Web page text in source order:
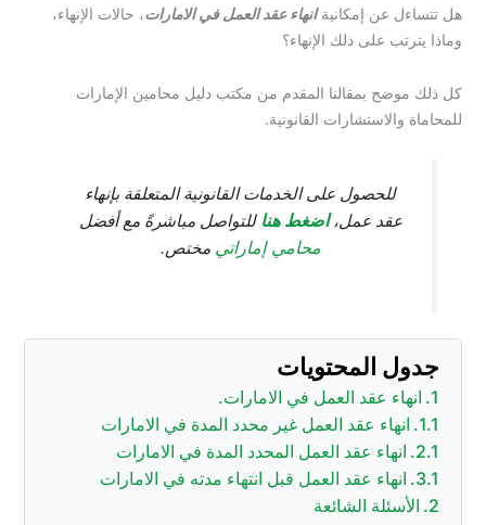
هل تتساءل عن إمكانيةانهاء عقد العمل في الامارات، حالات الإنهاء،
وماذا يترتب على ذلك الإنهاء؟
كل ذلك موضح بمقالنا المقدم من مكتب دليل محامين الإمارات
للمحاماة والاستشارات القانونية.
للحصول على الخدمات القانونية المتعلقة بإنهاء
عقد عمل،اضغط هنا للتواصل مباشرةً مع أفضل
محامي إماراتي مختص.
جدول المحتويات
انهاء عقد العمل في الامارات.
انهاء عقد العمل غير محدد المدة في الامارات
انهاء عقد العمل المحدد المدة في الامارات
انهاء عقد العمل قبل انتهاء مدته في الامارات
الأسئلة الشائعة